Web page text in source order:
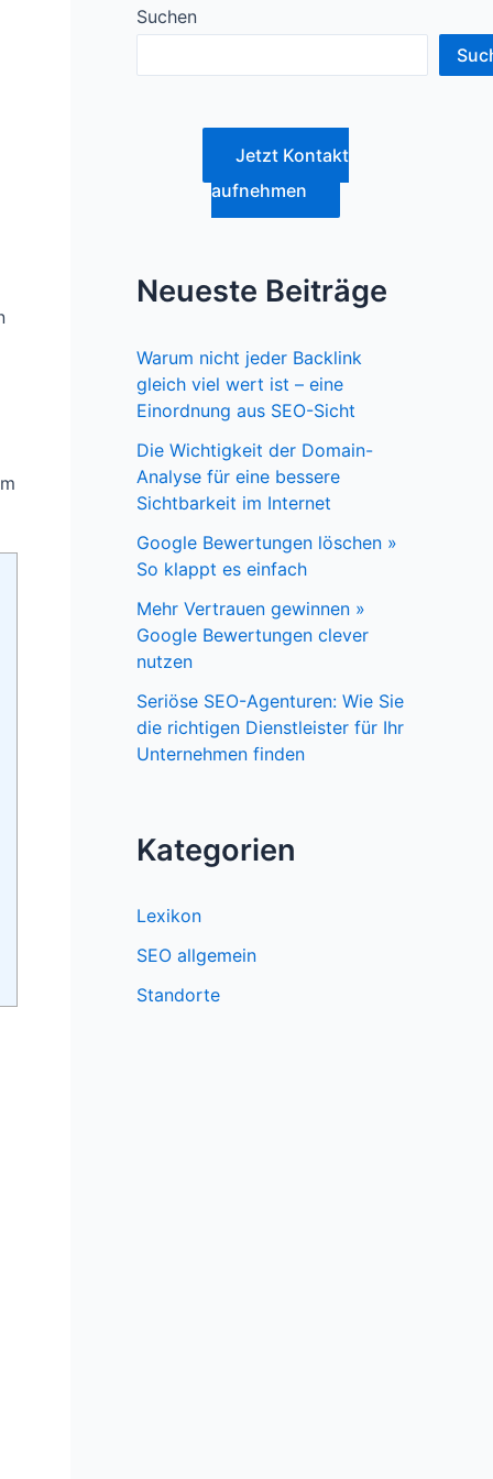
Suchen
Jetzt Kontakt
aufnehmen
Neueste Beiträge
Warum nicht jeder Backlink
gleich viel wert ist – eine
Einordnung aus SEO-Sicht
Die Wichtigkeit der Domain-
Analyse für eine bessere
Sichtbarkeit im Internet
Google Bewertungen löschen »
So klappt es einfach
Mehr Vertrauen gewinnen »
Google Bewertungen clever
nutzen
Seriöse SEO-Agenturen: Wie Sie
die richtigen Dienstleister für Ihr
Unternehmen finden
Kategorien
Lexikon
SEO allgemein
Standorte